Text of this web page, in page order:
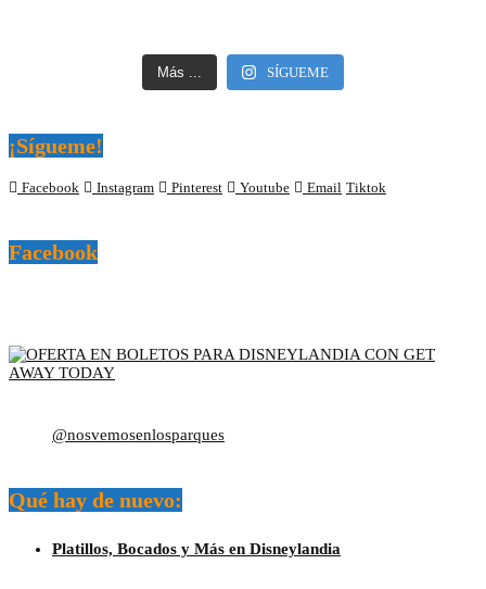
Más ... SÍGUEME
¡Sígueme!
Facebook Instagram Pinterest Youtube Email Tiktok
Facebook
@nosvemosenlosparques
Qué hay de nuevo:
Platillos, Bocados y Más en Disneylandia